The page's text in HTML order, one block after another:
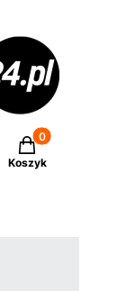
Produkty w
Koszyk